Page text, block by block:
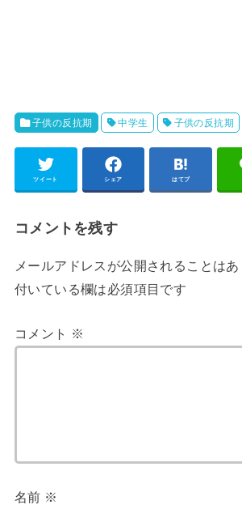
子供の反抗期 中学生 子供の反抗期
ツイート シェア はてブ
コメントを残す
メールアドレスが公開されることはあ
付いている欄は必須項目です
コメント ※
名前 ※